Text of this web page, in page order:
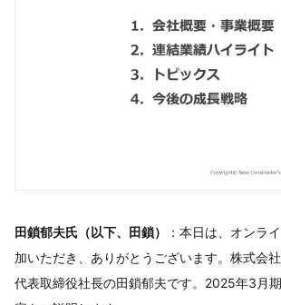
田鎖郁夫氏（以下、田鎖）
：本日は、オンラ
加いただき、ありがとうございます。株式会
代表取締役社長の田鎖郁夫です。2025年3月